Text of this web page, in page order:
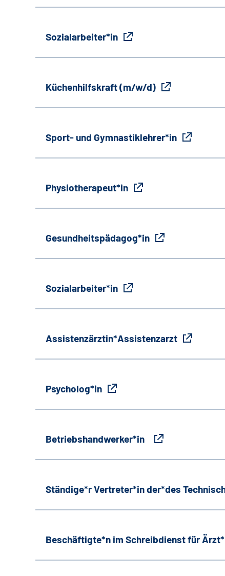
Sozialarbeiter*in
Küchenhilfskraft (m/w/d)
Sport- und Gymnastiklehrer*in
Physiotherapeut*in
Gesundheitspädagog*in
Sozialarbeiter*in
Assistenzärztin*Assistenzarzt
Psycholog*in
Betriebshandwerker*in
Ständige*r Vertreter*in der*des
Beschäftigte*n im Schreibdienst für